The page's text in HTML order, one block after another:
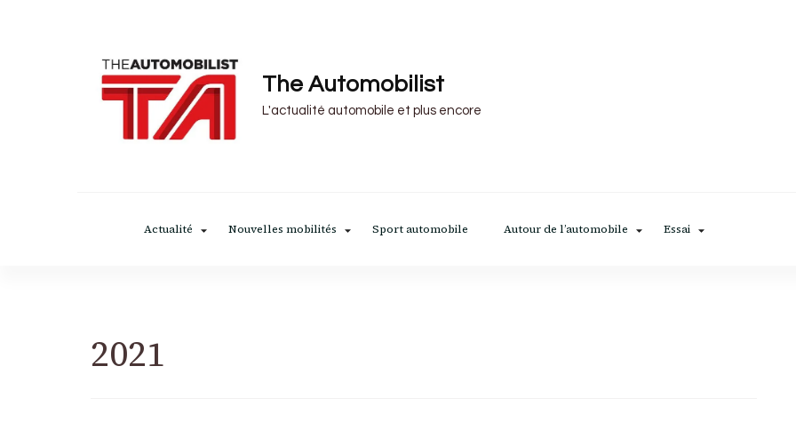
The Automobilist
L'actualité automobile et plus encore
Actualité Nouvelles mobilités Sport automobile Autour de l’automobile Essai
2021